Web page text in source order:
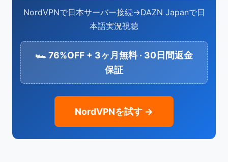
NordVPNで日本サーバー接続→DAZN Japanで日
本語実況視聴
🏎️ 76%OFF + 3ヶ月無料 · 30日間返金
保証
NordVPNを試す →